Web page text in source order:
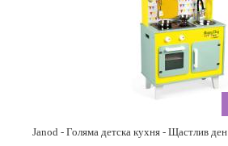
Janod - Голяма детска кухня - Щастлив ден